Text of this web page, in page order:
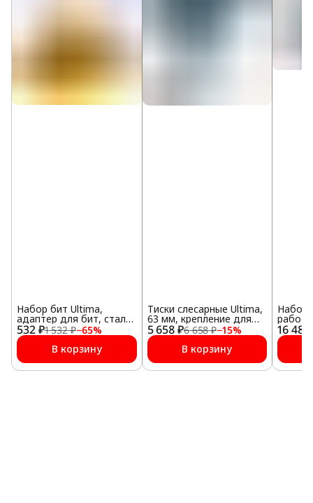
532 ₽1 532 ₽−65%
Набор бит Ultima,
адаптер для бит, сталь
S2, 18 предм., в пласт.
Боксе
В корзину
5 658 ₽6 658 ₽−15%
Тиски слесарные Ultima,
63 мм, крепление для
стола, винтовой зажим
В корзину
16 485
Набор
работы